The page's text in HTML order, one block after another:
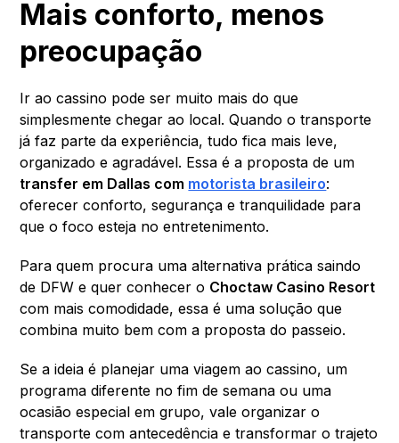
Mais conforto, menos
preocupação
Ir ao cassino pode ser muito mais do que
simplesmente chegar ao local. Quando o transporte
já faz parte da experiência, tudo fica mais leve,
organizado e agradável. Essa é a proposta de um
transfer em Dallas com motorista brasileiro:
oferecer conforto, segurança e tranquilidade para
que o foco esteja no entretenimento.
Para quem procura uma alternativa prática saindo
de DFW e quer conhecer o Choctaw Casino Resort
com mais comodidade, essa é uma solução que
combina muito bem com a proposta do passeio.
Se a ideia é planejar uma viagem ao cassino, um
programa diferente no fim de semana ou uma
ocasião especial em grupo, vale organizar o
transporte com antecedência e transformar o trajeto